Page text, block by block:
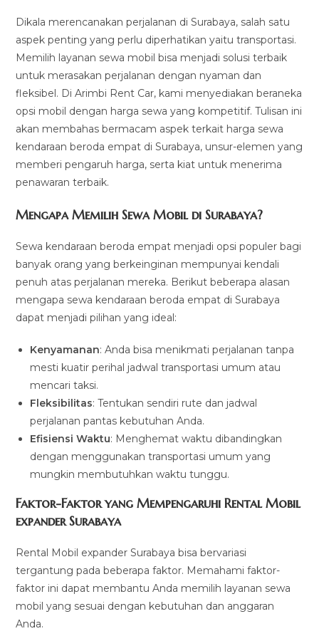
Dikala merencanakan perjalanan di Surabaya, salah satu
aspek penting yang perlu diperhatikan yaitu transportasi.
Memilih layanan sewa mobil bisa menjadi solusi terbaik
untuk merasakan perjalanan dengan nyaman dan
fleksibel. Di Arimbi Rent Car, kami menyediakan beraneka
opsi mobil dengan harga sewa yang kompetitif. Tulisan ini
akan membahas bermacam aspek terkait harga sewa
kendaraan beroda empat di Surabaya, unsur-elemen yang
memberi pengaruh harga, serta kiat untuk menerima
penawaran terbaik.
Mengapa Memilih Sewa Mobil di Surabaya?
Sewa kendaraan beroda empat menjadi opsi populer bagi
banyak orang yang berkeinginan mempunyai kendali
penuh atas perjalanan mereka. Berikut beberapa alasan
mengapa sewa kendaraan beroda empat di Surabaya
dapat menjadi pilihan yang ideal:
Kenyamanan: Anda bisa menikmati perjalanan tanpa
mesti kuatir perihal jadwal transportasi umum atau
mencari taksi.
Fleksibilitas: Tentukan sendiri rute dan jadwal
perjalanan pantas kebutuhan Anda.
Efisiensi Waktu: Menghemat waktu dibandingkan
dengan menggunakan transportasi umum yang
mungkin membutuhkan waktu tunggu.
Faktor-Faktor yang Mempengaruhi Rental Mobil
expander Surabaya
Rental Mobil expander Surabaya bisa bervariasi
tergantung pada beberapa faktor. Memahami faktor-
faktor ini dapat membantu Anda memilih layanan sewa
mobil yang sesuai dengan kebutuhan dan anggaran
Anda.